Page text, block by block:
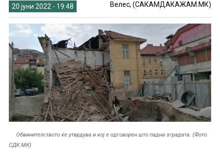
20 јуни 2022 - 19:48 Велес, (САКАМДАКАЖАМ.МК)
Обвинителството ќе утврдува и кој е одговорен што падна зградата. (Фото:
СДК.МК)